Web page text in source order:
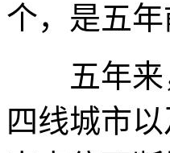
个，是五年
五年来，
四线城市